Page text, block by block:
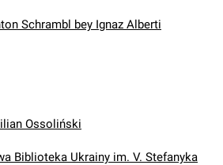
Schrambl bey Ignaz Alberti
Ossoliński
Biblioteka Ukrainy im. V. Stefanyka